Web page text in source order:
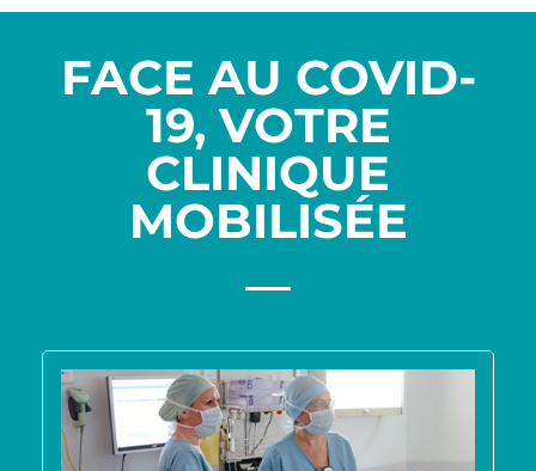
FACE AU COVID-
19, VOTRE
CLINIQUE
MOBILISÉE